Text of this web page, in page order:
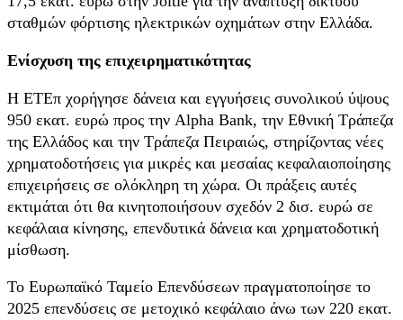
σταθμών φόρτισης ηλεκτρικών οχημάτων στην Ελλάδα.
Ενίσχυση της επιχειρηματικότητας
Η ΕΤΕπ χορήγησε δάνεια και εγγυήσεις συνολικού ύψους
950 εκατ. ευρώ προς την Alpha Bank, την Εθνική Τράπεζα
της Ελλάδος και την Τράπεζα Πειραιώς, στηρίζοντας νέες
χρηματοδοτήσεις για μικρές και μεσαίας κεφαλαιοποίησης
επιχειρήσεις σε ολόκληρη τη χώρα. Οι πράξεις αυτές
εκτιμάται ότι θα κινητοποιήσουν σχεδόν 2 δισ. ευρώ σε
κεφάλαια κίνησης, επενδυτικά δάνεια και χρηματοδοτική
μίσθωση.
Το Ευρωπαϊκό Ταμείο Επενδύσεων πραγματοποίησε το
2025 επενδύσεις σε μετοχικό κεφάλαιο άνω των 220 εκατ.